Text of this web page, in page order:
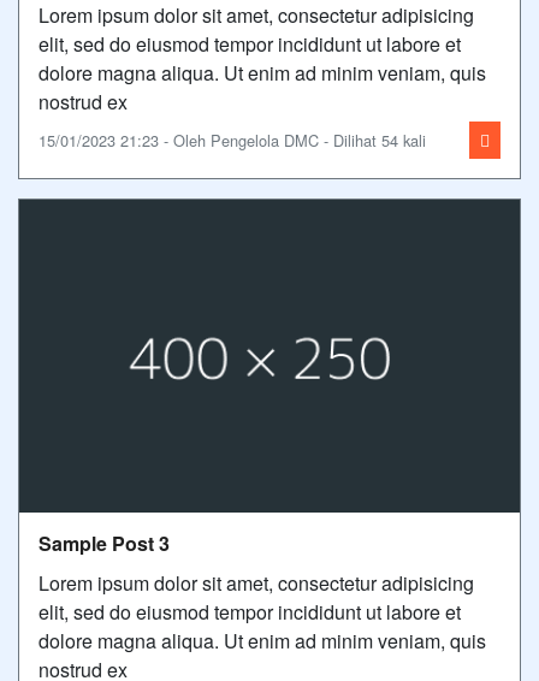
Lorem ipsum dolor sit amet, consectetur adipisicing
elit, sed do eiusmod tempor incididunt ut labore et
dolore magna aliqua. Ut enim ad minim veniam, quis
nostrud ex
15/01/2023 21:23 - Oleh Pengelola DMC - Dilihat 54 kali
Sample Post 3
Lorem ipsum dolor sit amet, consectetur adipisicing
elit, sed do eiusmod tempor incididunt ut labore et
dolore magna aliqua. Ut enim ad minim veniam, quis
nostrud ex